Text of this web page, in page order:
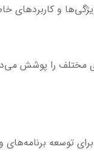
و کاربردهای
مختلف را پوشش
توسعه برنامه‌های